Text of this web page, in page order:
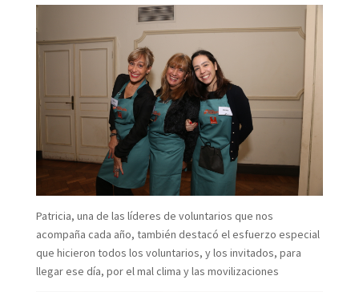
Patricia, una de las líderes de voluntarios que nos
acompaña cada año, también destacó el esfuerzo especial
que hicieron todos los voluntarios, y los invitados, para
llegar ese día, por el mal clima y las movilizaciones